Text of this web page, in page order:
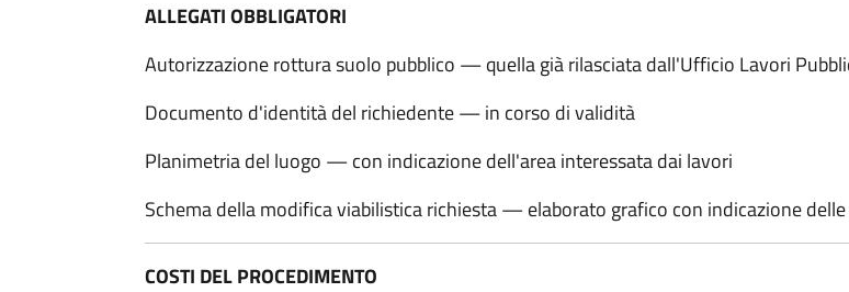
ALLEGATI OBBLIGATORI
Autorizzazione rottura suolo pubblico — quella già rilasciata dall'Ufficio Lavori
Documento d'identità del richiedente — in corso di validità
Planimetria del luogo — con indicazione dell'area interessata dai lavori
Schema della modifica viabilistica richiesta — elaborato grafico con indicazione
COSTI DEL PROCEDIMENTO